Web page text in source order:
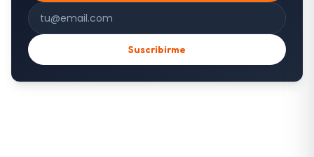
Correo electrónico
Suscribirme